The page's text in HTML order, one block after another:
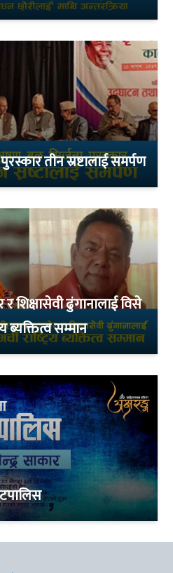
तीन स्रष्टालाई समर्पण
शिक्षासेवी ढुंगानालाई विसे
ब्यक्तित्व सम्मान